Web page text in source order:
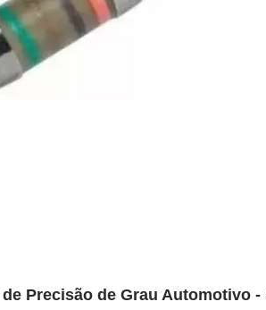
Precisão de Grau Automotivo -